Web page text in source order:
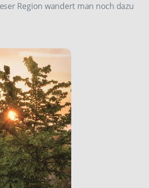
Region wandert man noch dazu